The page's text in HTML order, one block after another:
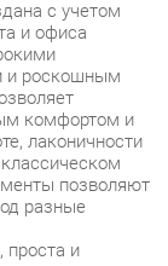
и
позволяют
разные
и
материалов
и
темный